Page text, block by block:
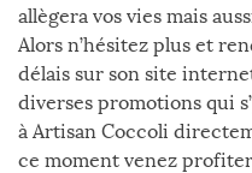
allègera vos vies mais
Alors n’hésitez plus et
délais sur son site
diverses promotions qui
à Artisan Coccoli
ce moment venez